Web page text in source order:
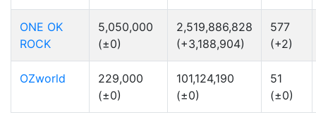
ONE OK
ROCK
5,050,000
(±0)
2,519,886,828
(+3,188,904)
577
(+2)
OZworld
229,000
(±0)
101,124,190
(±0)
51
(±0)